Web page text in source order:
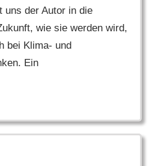
uns der Autor in die
wie sie werden wird,
bei Klima- und
Ein